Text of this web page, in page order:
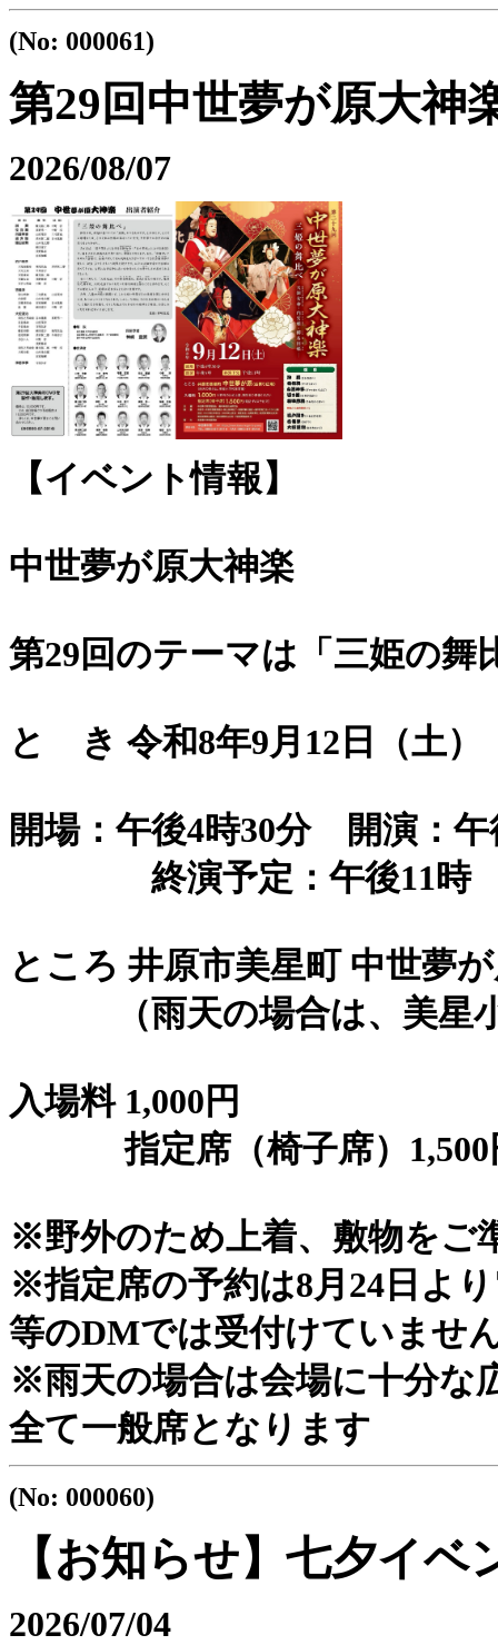
(No: 000061)
第29回中世夢が原大神
2026/08/07
【イベント情報】
中世夢が原大神楽
第29回のテーマは「三姫の舞
と き 令和8年9月12日（土）
開場：午後4時30分 開演：午
終演予定：午後11時
ところ 井原市美星町 中世夢
（雨天の場合は、美星小
入場料 1,000円
指定席（椅子席）1,500
※野外のため上着、敷物をご
※指定席の予約は8月24日よ
等のDMでは受付けていませ
※雨天の場合は会場に十分な
全て一般席となります
(No: 000060)
【お知らせ】七夕イ
2026/07/04